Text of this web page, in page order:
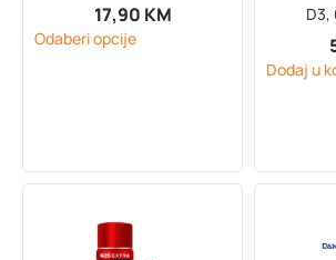
17,90 KM
Odaberi opcije
D3,
Dodaj u